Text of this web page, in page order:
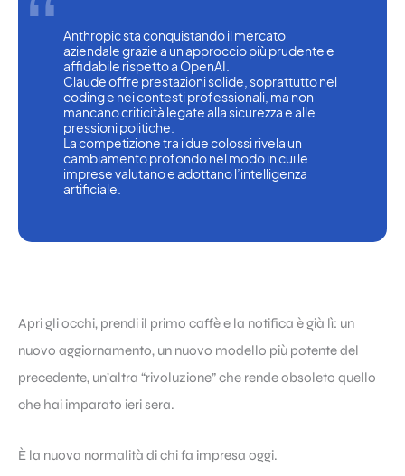
Anthropic sta conquistando il mercato
aziendale grazie a un approccio più prudente e
affidabile rispetto a OpenAI.
Claude offre prestazioni solide, soprattutto nel
coding e nei contesti professionali, ma non
mancano criticità legate alla sicurezza e alle
pressioni politiche.
La competizione tra i due colossi rivela un
cambiamento profondo nel modo in cui le
imprese valutano e adottano l’intelligenza
artificiale.
Apri gli occhi, prendi il primo caffè e la notifica è già lì: un
nuovo aggiornamento, un nuovo modello più potente del
precedente, un’altra “rivoluzione” che rende obsoleto quello
che hai imparato ieri sera.
È la nuova normalità di chi fa impresa oggi.